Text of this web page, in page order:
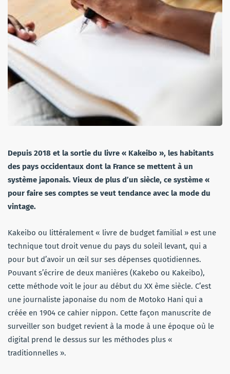
Depuis 2018 et la sortie du livre « Kakeibo », les habitants
des pays occidentaux dont la France se mettent à un
système japonais. Vieux de plus d’un siècle, ce système «
pour faire ses comptes se veut tendance avec la mode du
vintage.
Kakeibo ou littéralement « livre de budget familial » est une
technique tout droit venue du pays du soleil levant, qui a
pour but d’avoir un œil sur ses dépenses quotidiennes.
Pouvant s’écrire de deux manières (Kakebo ou Kakeibo),
cette méthode voit le jour au début du XX ème siècle. C’est
une journaliste japonaise du nom de Motoko Hani qui a
créée en 1904 ce cahier nippon. Cette façon manuscrite de
surveiller son budget revient à la mode à une époque où le
digital prend le dessus sur les méthodes plus «
traditionnelles ».